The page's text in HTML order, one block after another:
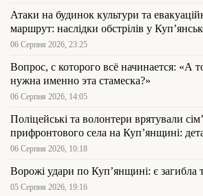
Атаки на будинок культури та
маршрут: наслідки обстрілів у
06 Серпня 2026, 23:25
Вопрос, с которого всё начинается: «А
нужна именно эта стамеска?»
06 Серпня 2026, 14:05
Поліцейські та волонтери врятували
прифронтового села на Куп’янщині:
06 Серпня 2026, 10:18
Ворожі удари по Куп’янщині: є загибла
05 Серпня 2026, 19:16